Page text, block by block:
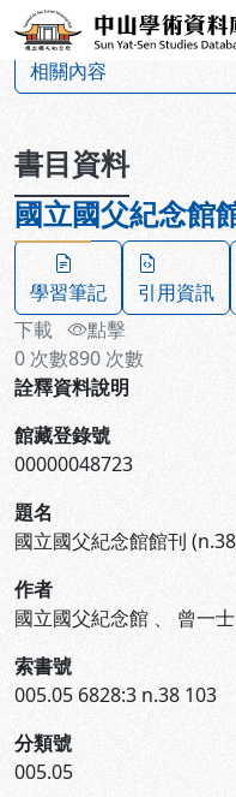
跳到主要內容
中山學術
相關內容
書目資料
國立國父紀念館
學習筆記 引用資訊
下載
0 次數
點擊
890 次數
詮釋資料說明
館藏登錄號
00000048723
題名
國立國父紀念館館刊
作者
國立國父紀念館 、 曾一士
索書號
005.05 6828:3 n.38 103
分類號
005.05